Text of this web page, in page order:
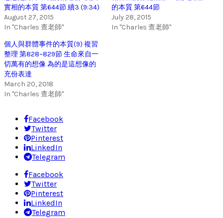
實相的本質 第644節 續3 (9:34)
August 27, 2015
In "Charles 查老師"
的本質 第644節
July 28, 2015
In "Charles 查老師"
個人與群體事件的本質(9) 複習
整理 第828~829節 生命來自一
切萬有的想像 為的是這想像的
充份表達
March 20, 2018
In "Charles 查老師"
Facebook
Twitter
Pinterest
LinkedIn
Telegram
Facebook
Twitter
Pinterest
LinkedIn
Telegram